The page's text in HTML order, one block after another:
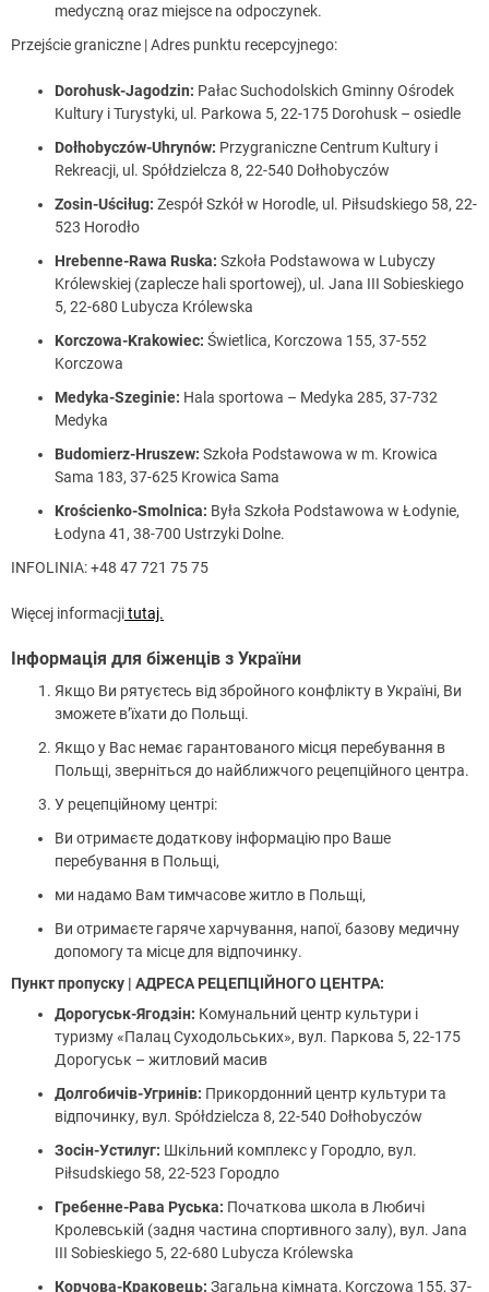
medyczną oraz miejsce na odpoczynek.
Przejście graniczne | Adres punktu recepcyjnego:
Dorohusk-Jagodzin: Pałac Suchodolskich Gminny Ośrodek
Kultury i Turystyki, ul. Parkowa 5, 22-175 Dorohusk – osiedle
Dołhobyczów-Uhrynów: Przygraniczne Centrum Kultury i
Rekreacji, ul. Spółdzielcza 8, 22-540 Dołhobyczów
Zosin-Uściług: Zespół Szkół w Horodle, ul. Piłsudskiego 58, 22-
523 Horodło
Hrebenne-Rawa Ruska: Szkoła Podstawowa w Lubyczy
Królewskiej (zaplecze hali sportowej), ul. Jana III Sobieskiego
5, 22-680 Lubycza Królewska
Korczowa-Krakowiec: Świetlica, Korczowa 155, 37-552
Korczowa
Medyka-Szeginie: Hala sportowa – Medyka 285, 37-732
Medyka
Budomierz-Hruszew: Szkoła Podstawowa w m. Krowica
Sama 183, 37-625 Krowica Sama
Krościenko-Smolnica: Była Szkoła Podstawowa w Łodynie,
Łodyna 41, 38-700 Ustrzyki Dolne.
INFOLINIA: +48 47 721 75 75
Więcej informacjitutaj.
Інформація для біженців з України
Якщо Ви рятуєтесь від збройного конфлікту в Україні, Ви
зможете в’їхати до Польщі.
Якщо у Вас немає гарантованого місця перебування в
Польщі, зверніться до найближчого рецепційного центра.
У рецепційному центрі:
Ви отримаєте додаткову інформацію про Ваше
перебування в Польщі,
ми надамо Вам тимчасове житло в Польщі,
Ви отримаєте гаряче харчування, напої, базову медичну
допомогу та місце для відпочинку.
Пункт пропуску | АДРЕСА РЕЦЕПЦІЙНОГО ЦЕНТРА:
Дорогуськ-Ягодзін: Комунальний центр культури і
туризму «Палац Суходольських», вул. Паркова 5, 22-175
Дорогуськ – житловий масив
Долгобичів-Угринів: Прикордонний центр культури та
відпочинку, вул. Spółdzielcza 8, 22-540 Dołhobyczów
Зосін-Устилуг: Шкільний комплекс у Городло, вул.
Piłsudskiego 58, 22-523 Городло
Гребенне-Рава Руська: Початкова школа в Любичі
Кролевській (задня частина спортивного залу), вул. Jana
III Sobieskiego 5, 22-680 Lubycza Królewska
Корчова-Краковець: Загальна кімната, Korczowa 155, 37-